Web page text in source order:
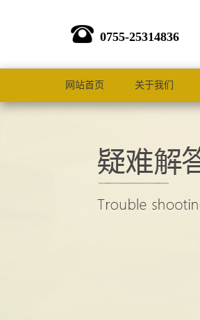
0755-25314836
网站首页 关于我们